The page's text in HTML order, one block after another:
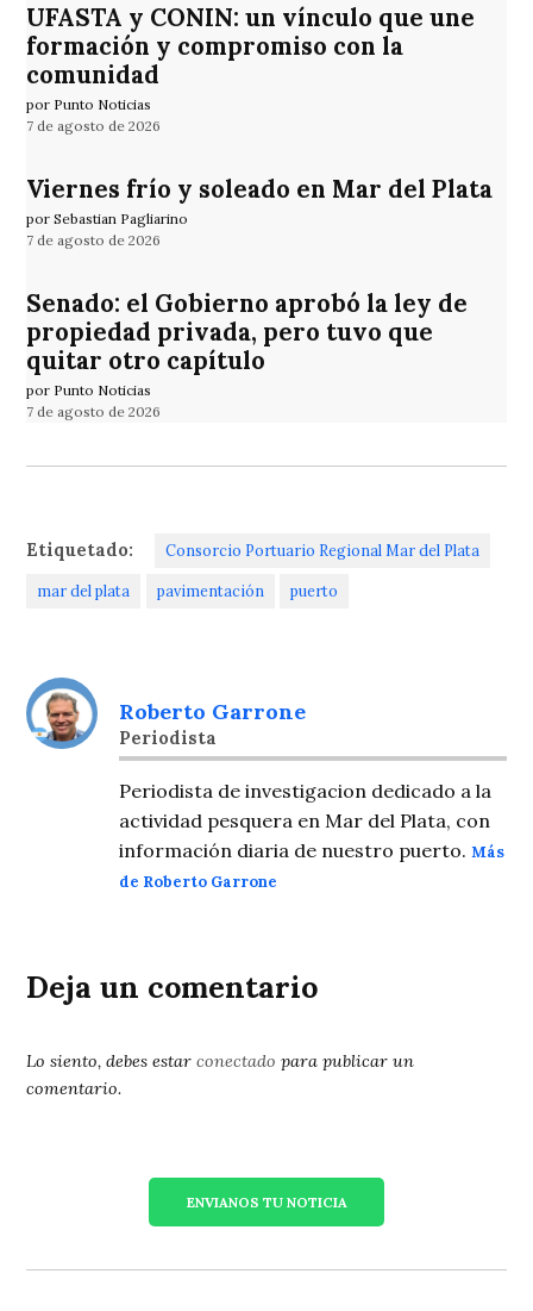
UFASTA y CONIN: un vínculo que une
formación y compromiso con la
comunidad
por Punto Noticias
7 de agosto de 2026
Viernes frío y soleado en Mar del Plata
por Sebastian Pagliarino
7 de agosto de 2026
Senado: el Gobierno aprobó la ley de
propiedad privada, pero tuvo que
quitar otro capítulo
por Punto Noticias
7 de agosto de 2026
Etiquetado: Consorcio Portuario Regional Mar del Plata
mar del plata pavimentación puerto
Roberto Garrone
Periodista
Periodista de investigacion dedicado a la
actividad pesquera en Mar del Plata, con
información diaria de nuestro puerto.Más
de Roberto Garrone
Deja un comentario
Lo siento, debes estarconectado para publicar un
comentario.
ENVIANOS TU NOTICIA